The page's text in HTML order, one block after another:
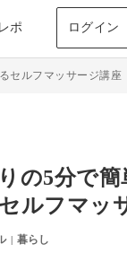
ポ ログイン
セルフマッサージ講座
の5分で簡
ルフマッ
| 暮らし